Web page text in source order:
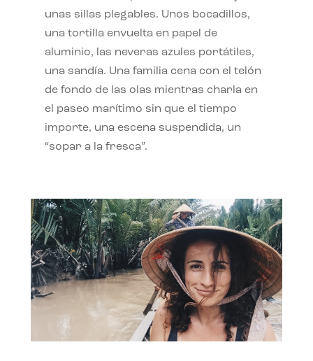
unas sillas plegables. Unos bocadillos,
una tortilla envuelta en papel de
aluminio, las neveras azules portátiles,
una sandía. Una familia cena con el telón
de fondo de las olas mientras charla en
el paseo marítimo sin que el tiempo
importe, una escena suspendida, un
“sopar a la fresca”.